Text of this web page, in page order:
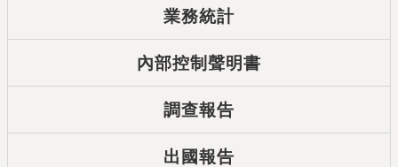
業務統計
內部控制聲明書
調查報告
出國報告